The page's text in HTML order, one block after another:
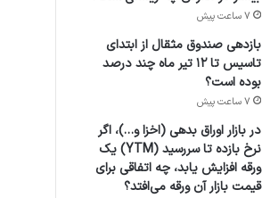
7 ساعت پیش
بازدهی صندوق مثقال از ابتدای
تاسیس تا ۱۲ تیر ماه چند درصد
بوده است؟
7 ساعت پیش
در بازار اوراق بدهی (اخزا و…)، اگر
نرخ بازده تا سررسید (YTM) یک
ورقه افزایش یابد، چه اتفاقی برای
قیمت بازار آن ورقه می‌افتد؟